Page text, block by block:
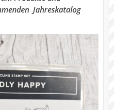
Jahreskatalog